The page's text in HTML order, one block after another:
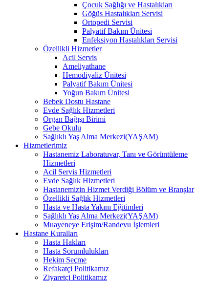
Çocuk Sağlığı ve Hastalıkları
Göğüs Hastalıkları Servisi
Ortopedi Servisi
Palyatif Bakım Ünitesi
Enfeksiyon Hastalıkları Servisi
Özellikli Hizmetler
Acil Servis
Ameliyathane
Hemodiyaliz Ünitesi
Palyatif Bakım Ünitesi
Yoğun Bakım Ünitesi
Bebek Dostu Hastane
Evde Sağlık Hizmetleri
Organ Bağışı Birimi
Gebe Okulu
Sağlıklı Yaş Alma Merkezi(YAŞAM)
Hizmetlerimiz
Hastanemiz Laboratuvar, Tanı ve Görüntüleme
Hizmetleri
Acil Servis Hizmetleri
Evde Sağlık Hizmetleri
Hastanemizin Hizmet Verdiği Bölüm ve Branşlar
Özellikli Sağlık Hizmetleri
Hasta ve Hasta Yakını Eğitimleri
Sağlıklı Yaş Alma Merkezi(YAŞAM)
Muayeneye Erişim/Randevu İşlemleri
Hastane Kuralları
Hasta Hakları
Hasta Sorumlulukları
Hekim Seçme
Refakatçi Politikamız
Ziyaretçi Politikamız